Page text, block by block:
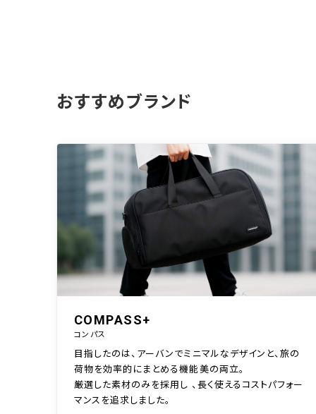
おすすめブランド
COMPASS+
コンパス
目指したのは、アーバンでミニマルなデザインと、旅の
荷物を効率的にまとめる機能美の両立。
厳選した素材のみを採用し 、長く使えるコストパフォー
マンスを追求しました。